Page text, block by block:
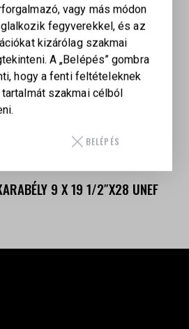
FÉLAUTOMATA KARABÉLY
9 X 19 1/2″X28 UNEF
vagy más módon
fegyverekkel, és az
kizárólag szakmai
A „Belépés” gombra
hogy a fenti feltételeknek
szakmai célból
BELÉPÉS